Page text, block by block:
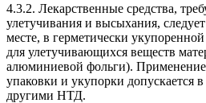
4.3.2. Лекарственные средства,
улетучивания и высыхания,
месте, в герметически
для улетучивающихся веществ
алюминиевой фольги).
упаковки и укупорки допускается
другими НТД.